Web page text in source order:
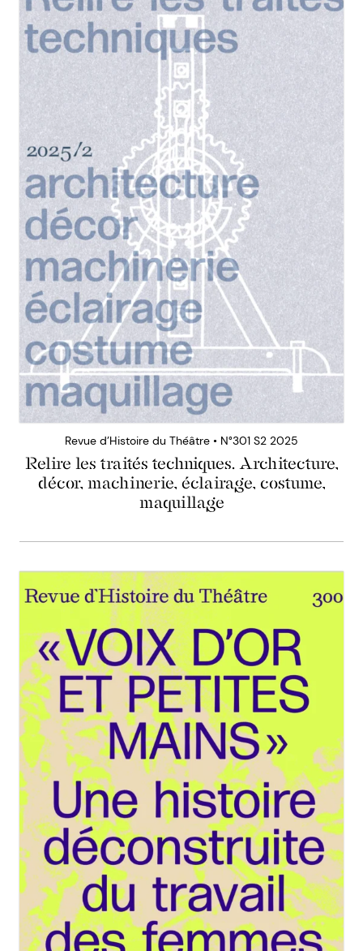
Revue d’Histoire du Théâtre • N°301 S2 2025
Relire les traités techniques. Architecture,
décor, machinerie, éclairage, costume,
maquillage